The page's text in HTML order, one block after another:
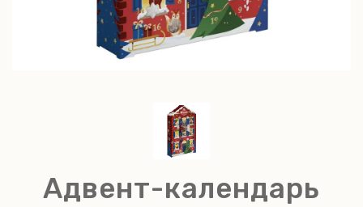
Адвент-календарь